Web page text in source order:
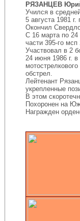
РЯЗАНЦЕВ
Учился в
5 августа 1981
Окончил
С 16 марта по 24
части 395-го
Участвовал в 2
24 июня 1986 г.
обстрел.
Лейтенант
укрепленные
В этом
Похоронен на
Награжден